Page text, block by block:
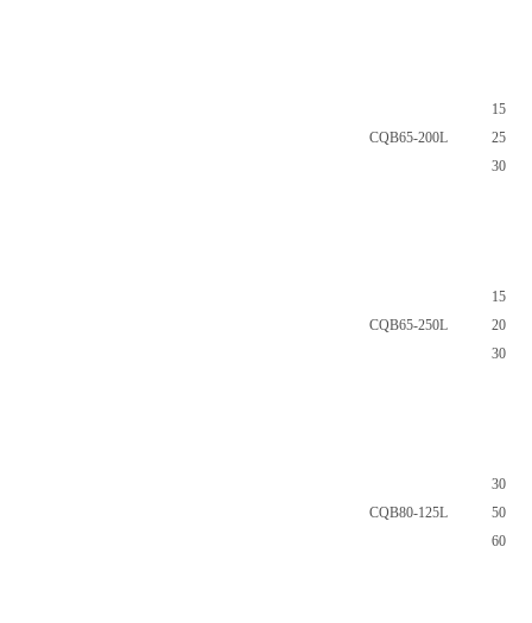
CQB65-200L
15
25
30
CQB65-250L
15
20
30
CQB80-125L
30
50
60